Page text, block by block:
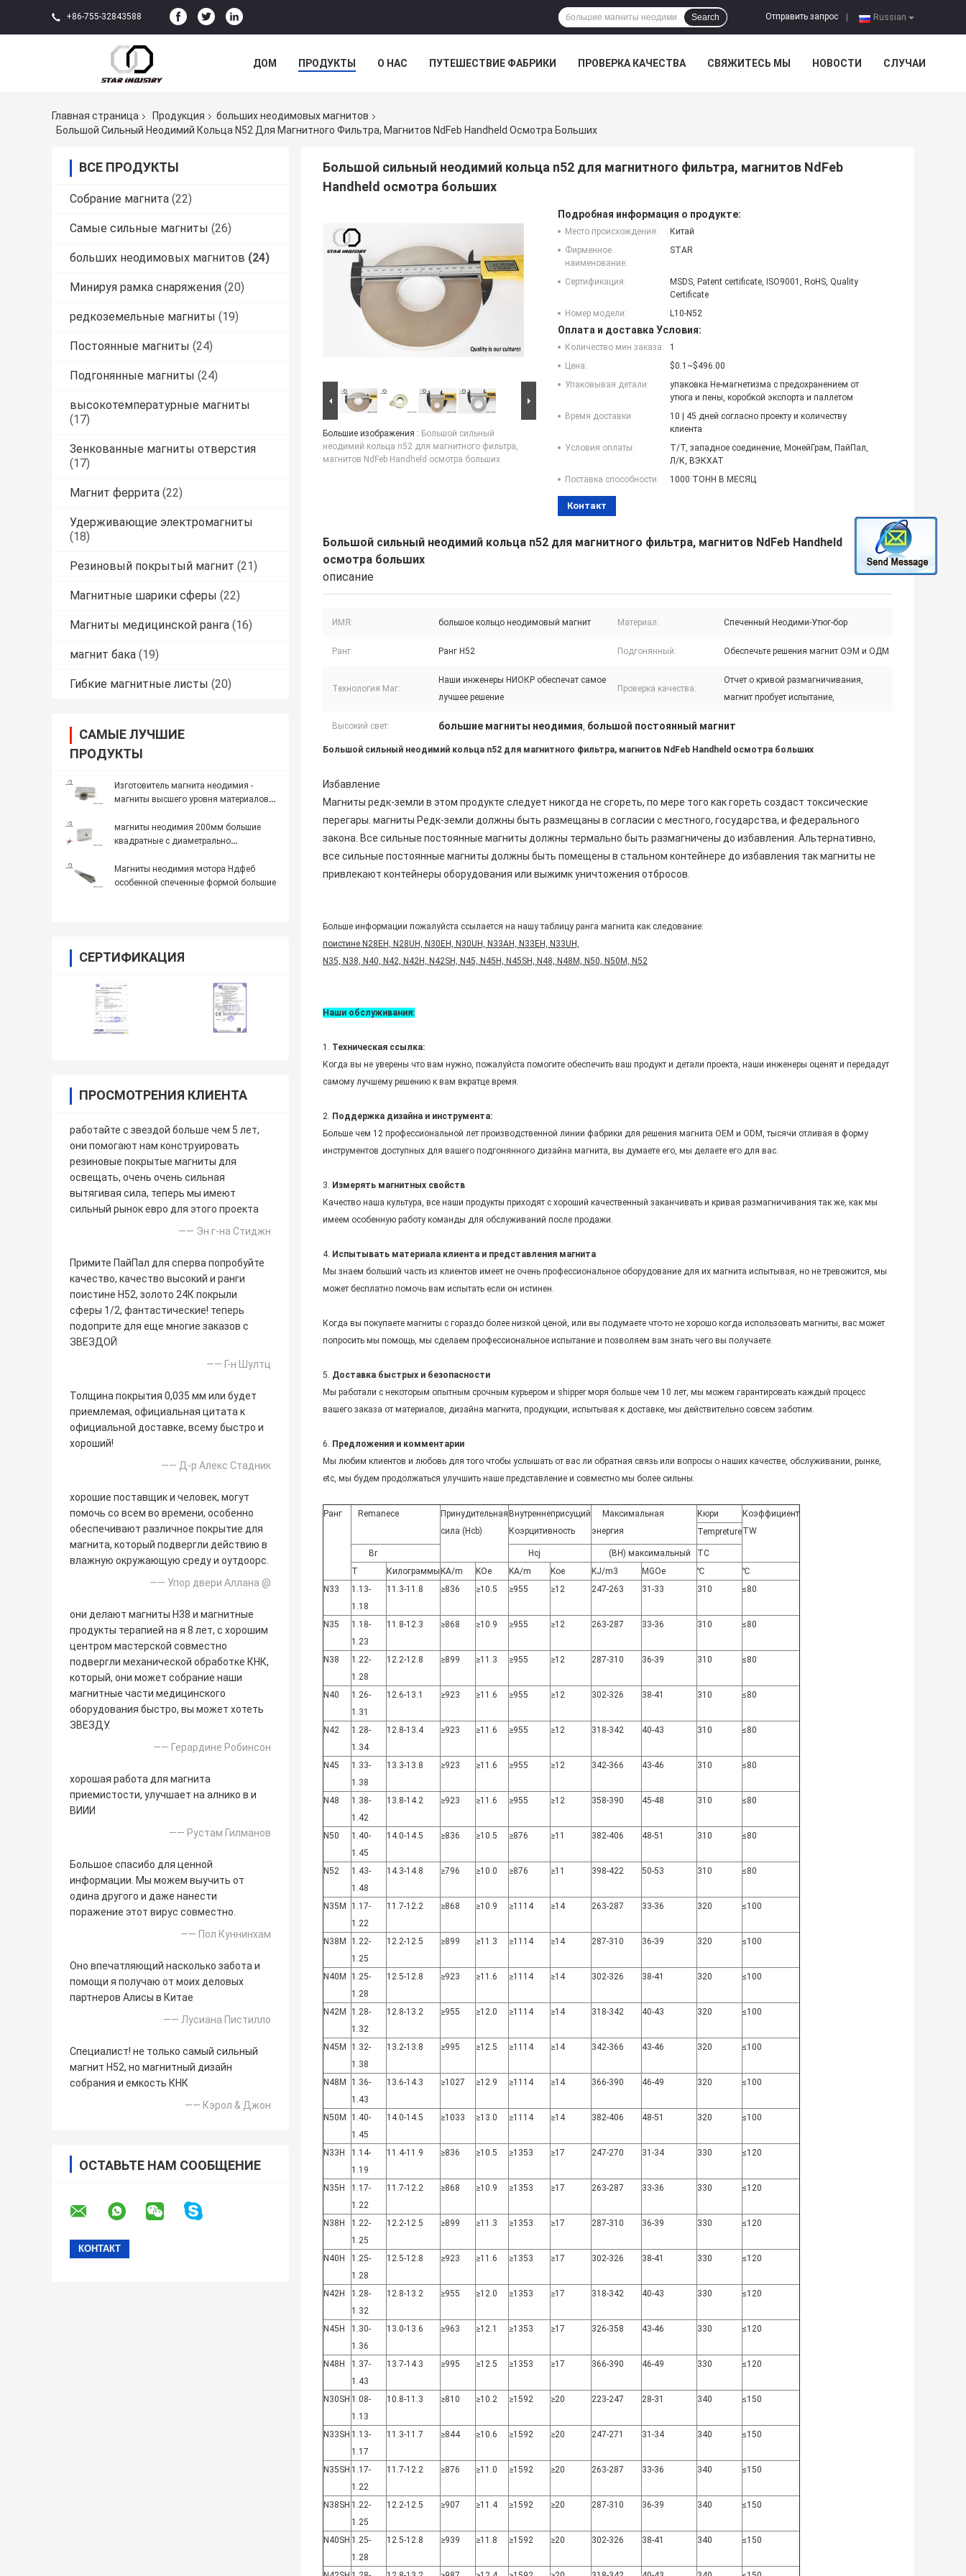
+86-755-32843588 Russian
Отправить запрос
Search
ДОМ ПРОДУКТЫ О НАС ПУТЕШЕСТВИЕ ФАБРИКИ ПРОВЕРКА КАЧЕСТВА СВЯЖИТЕСЬ МЫ НОВОСТИ СЛУЧАИ
Главная страница Продукция
больших неодимовых магнитов
Большой Сильный Неодимий Кольца N52 Для Магнитного Фильтра, Магнитов NdFeb Handheld Осмотра Больших
ВСЕ ПРОДУКТЫ
Собрание магнита (22)
Самые сильные магниты (26)
больших неодимовых магнитов (24)
Минируя рамка снаряжения (20)
редкоземельные магниты (19)
Постоянные магниты (24)
Подгонянные магниты (24)
высокотемпературные магниты
(17)
Зенкованные магниты отверстия
(17)
Магнит феррита (22)
Удерживающие электромагниты
(18)
Резиновый покрытый магнит (21)
Магнитные шарики сферы (22)
Магниты медицинской ранга (16)
магнит бака (19)
Гибкие магнитные листы (20)
САМЫЕ ЛУЧШИЕ
ПРОДУКТЫ
Изготовитель магнита неодимия -
магниты высшего уровня материалов
формами/покрытием
магниты неодимия 200мм большие
квадратные с диаметрально
Магниты неодимия мотора Ндфеб
особенной спеченные формой большие
СЕРТИФИКАЦИЯ
ПРОСМОТРЕНИЯ КЛИЕНТА
работайте с звездой больше чем 5 лет,
они помогают нам конструировать
резиновые покрытые магниты для
освещать, очень очень сильная
вытягивая сила, теперь мы имеют
сильный рынок евро для этого проекта
—— Эн г-на Стиджн
Примите ПайПал для сперва попробуйте
качество, качество высокий и ранги
поистине Н52, золото 24К покрыли
сферы 1/2, фантастические! теперь
подоприте для еще многие заказов с
ЗВЕЗДОЙ
—— Г-н Шултц
Толщина покрытия 0,035 мм или будет
приемлемая, официальная цитата к
официальной доставке, всему быстро и
хороший!
—— Д-р Алекс Стадник
хорошие поставщик и человек, могут
помочь со всем во времени, особенно
обеспечивают различное покрытие для
магнита, который подвергли действию в
влажную окружающую среду и оутдоорс.
—— Упор двери Аллана @
они делают магниты Н38 и магнитные
продукты терапией на я 8 лет, с хорошим
центром мастерской совместно
подвергли механической обработке КНК,
который, они может собрание наши
магнитные части медицинского
оборудования быстро, вы может хотеть
ЗВЕЗДУ.
—— Герардине Робинсон
хорошая работа для магнита
приемистости, улучшает на алнико в и
ВИИИ
—— Рустам Гилманов
Большое спасибо для ценной
информации. Мы можем выучить от
одина другого и даже нанести
поражение этот вирус совместно.
—— Пол Куннинхам
Оно впечатляющий насколько забота и
помощи я получаю от моих деловых
партнеров Алисы в Китае
—— Лусиана Пистилло
Специалист! не только самый сильный
магнит Н52, но магнитный дизайн
собрания и емкость КНК
—— Кэрол & Джон
ОСТАВЬТЕ НАМ СООБЩЕНИЕ
Большой сильный неодимий кольца n52 для магнитного фильтра, магнитов NdFeb
Handheld осмотра больших
Большие изображения : Большой сильный
неодимий кольца n52 для магнитного фильтра,
магнитов NdFeb Handheld осмотра больших
Подробная информация о продукте:
Место происхождения:
Китай
Фирменное
наименование:
STAR
Сертификация:
MSDS, Patent certificate, ISO9001, RoHS, Quality
Certificate
Номер модели:
L10-N52
Оплата и доставка Условия:
Количество мин заказа:
1
Цена:
$0.1~$496.00
Упаковывая детали:
упаковка Не-магнетизма с предохранением от
утюга и пены, коробкой экспорта и паллетом
Время доставки:
10 | 45 дней согласно проекту и количеству
клиента
Условия оплаты:
Т/Т, западное соединение, МонейГрам, ПайПал,
Л/К, ВЭКХАТ
Поставка способности:
1000 ТОНН В МЕСЯЦ
Контакт
Большой сильный неодимий кольца n52 для магнитного фильтра, магнитов NdFeb Handheld
осмотра больших
описание
ИМЯ: большое кольцо неодимовый магнит Материал: Спеченный Неодими-Утюг-бор
Ранг: Ранг Н52 Подгонянный: Обеспечьте решения магнит ОЭМ и ОДМ
Технология Маг:
Наши инженеры НИОКР обеспечат самое
лучшее решение
Проверка качества:
Отчет о кривой размагничивания,
магнит пробует испытание,
Высокий свет: большие магниты неодимия большой постоянный магнит
Большой сильный неодимий кольца n52 для магнитного фильтра, магнитов NdFeb Handheld осмотра больших
Избавление
Магниты редк-земли в этом продукте следует никогда не сгореть, по мере того как гореть создаст токсические
перегары. магниты Редк-земли должны быть размещаны в согласии с местного, государства, и федерального
закона. Все сильные постоянные магниты должны термально быть размагничены до избавления. Альтернативно,
все сильные постоянные магниты должны быть помещены в стальном контейнере до избавления так магниты не
привлекают контейнеры оборудования или выжимк уничтожения отбросов.
Больше информации пожалуйста ссылается на нашу таблицу ранга магнита как следование:
поистине N28EH, N28UH, N30EH, N30UH, N33AH, N33EH, N33UH,
N35, N38, N40, N42, N42H, N42SH, N45, N45H, N45SH, N48, N48M, N50, N50M, N52
Наши обслуживания:
1. Техническая ссылка:
Когда вы не уверены что вам нужно, пожалуйста помогите обеспечить ваш продукт и детали проекта, наши инженеры оценят и передадут
самому лучшему решению к вам вкратце время.
2. Поддержка дизайна и инструмента:
Больше чем 12 профессиональной лет производственной линии фабрики для решения магнита OEM и ODM, тысячи отливая в форму
инструментов доступных для вашего подгонянного дизайна магнита, вы думаете его, мы делаете его для вас.
3. Измерять магнитных свойств
Качество наша культура, все наши продукты приходят с хороший качественный заканчивать и кривая размагничивания так же, как мы
имеем особенную работу команды для обслуживаний после продажи.
4. Испытывать материала клиента и представления магнита
Мы знаем больший часть из клиентов имеет не очень профессиональное оборудование для их магнита испытывая, но не тревожится, мы
может бесплатно помочь вам испытать если он истинен.
Когда вы покупаете магниты с гораздо более низкой ценой, или вы подумаете что-то не хорошо когда использовать магниты, вас может
попросить мы помощь, мы сделаем профессиональное испытание и позволяем вам знать чего вы получаете.
5. Доставка быстрых и безопасности
Мы работали с некоторым опытным срочным курьером и shipper моря больше чем 10 лет, мы можем гарантировать каждый процесс
вашего заказа от материалов, дизайна магнита, продукции, испытывая к доставке, мы действительно совсем заботим.
6. Предложения и комментарии
Мы любим клиентов и любовь для того чтобы услышать от вас ли обратная связь или вопросы о наших качестве, обслуживании, рынке,
etc, мы будем продолжаться улучшить наше представление и совместно мы более сильны.
Ранг Remanece
Принудительная
сила (Hcb)
Внутреннеприсущий
Коэрцитивность
Максимальная
энергия
Кюри
Коэффициент
TW
Tempreture
Br Hcj (BH) максимальный
TC
T
КилограммыKA/m KOe KA/m Koe KJ/m3 MGOe ℃
℃
N33
1.13-
1.18
11.3-11.8 ≥836 ≥10.5 ≥955 ≥12 247-263 31-33 310 ≤80
N35
1.18-
1.23
11.8-12.3 ≥868 ≥10.9 ≥955 ≥12 263-287 33-36 310 ≤80
N38
1.22-
1.28
12.2-12.8 ≥899 ≥11.3 ≥955 ≥12 287-310 36-39 310 ≤80
N40
1.26-
1.31
12.6-13.1 ≥923 ≥11.6 ≥955 ≥12 302-326 38-41 310 ≤80
N42
1.28-
1.34
12.8-13.4 ≥923 ≥11.6 ≥955 ≥12 318-342 40-43 310 ≤80
N45
1.33-
1.38
13.3-13.8 ≥923 ≥11.6 ≥955 ≥12 342-366 43-46 310 ≤80
N48
1.38-
1.42
13.8-14.2 ≥923 ≥11.6 ≥955 ≥12 358-390 45-48 310 ≤80
N50
1.40-
1.45
14.0-14.5 ≥836 ≥10.5 ≥876 ≥11 382-406 48-51 310 ≤80
N52
1.43-
1.48
14.3-14.8 ≥796 ≥10.0 ≥876 ≥11 398-422 50-53 310 ≤80
N35M
1.17-
1.22
11.7-12.2 ≥868 ≥10.9 ≥1114 ≥14 263-287 33-36 320 ≤100
N38M
1.22-
1.25
12.2-12.5 ≥899 ≥11.3 ≥1114 ≥14 287-310 36-39 320 ≤100
N40M
1.25-
1.28
12.5-12.8 ≥923 ≥11.6 ≥1114 ≥14 302-326 38-41 320 ≤100
N42M
1.28-
1.32
12.8-13.2 ≥955 ≥12.0 ≥1114 ≥14 318-342 40-43 320 ≤100
N45M
1.32-
1.38
13.2-13.8 ≥995 ≥12.5 ≥1114 ≥14 342-366 43-46 320 ≤100
N48M
1.36-
1.43
13.6-14.3 ≥1027 ≥12.9 ≥1114 ≥14 366-390 46-49 320 ≤100
N50M
1.40-
1.45
14.0-14.5 ≥1033 ≥13.0 ≥1114 ≥14 382-406 48-51 320 ≤100
N33H
1.14-
1.19
11.4-11.9 ≥836 ≥10.5 ≥1353 ≥17 247-270 31-34 330 ≤120
N35H
1.17-
1.22
11.7-12.2 ≥868 ≥10.9 ≥1353 ≥17 263-287 33-36 330 ≤120
N38H
1.22-
1.25
12.2-12.5 ≥899 ≥11.3 ≥1353 ≥17 287-310 36-39 330 ≤120
N40H
1.25-
1.28
12.5-12.8 ≥923 ≥11.6 ≥1353 ≥17 302-326 38-41 330 ≤120
N42H
1.28-
1.32
12.8-13.2 ≥955 ≥12.0 ≥1353 ≥17 318-342 40-43 330 ≤120
N45H
1.30-
1.36
13.0-13.6 ≥963 ≥12.1 ≥1353 ≥17 326-358 43-46 330 ≤120
N48H
1.37-
1.43
13.7-14.3 ≥995 ≥12.5 ≥1353 ≥17 366-390 46-49 330 ≤120
N30SH 1.08-
1.13
10.8-11.3 ≥810 ≥10.2 ≥1592 ≥20 223-247 28-31 340 ≤150
N33SH 1.13-
1.17
11.3-11.7 ≥844 ≥10.6 ≥1592 ≥20 247-271 31-34 340 ≤150
N35SH 1.17-
1.22
11.7-12.2 ≥876 ≥11.0 ≥1592 ≥20 263-287 33-36 340 ≤150
N38SH 1.22-
1.25
12.2-12.5 ≥907 ≥11.4 ≥1592 ≥20 287-310 36-39 340 ≤150
N40SH 1.25-
1.28
12.5-12.8 ≥939 ≥11.8 ≥1592 ≥20 302-326 38-41 340 ≤150